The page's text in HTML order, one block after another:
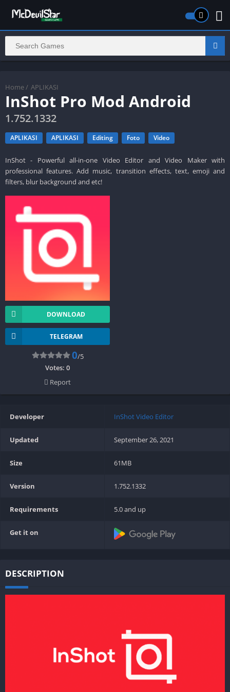
Home / APLIKASI
InShot Pro Mod Android
1.752.1332
APLIKASI APLIKASI Editing Foto Video
InShot - Powerful all-in-one Video Editor and Video Maker with
professional features. Add music, transition effects, text, emoji and
filters, blur background and etc!
DOWNLOAD
TELEGRAM
0/5
Votes: 0
Report
Developer InShot Video Editor
Updated September 26, 2021
Size 61MB
Version 1.752.1332
Requirements 5.0 and up
Get it on
DESCRIPTION